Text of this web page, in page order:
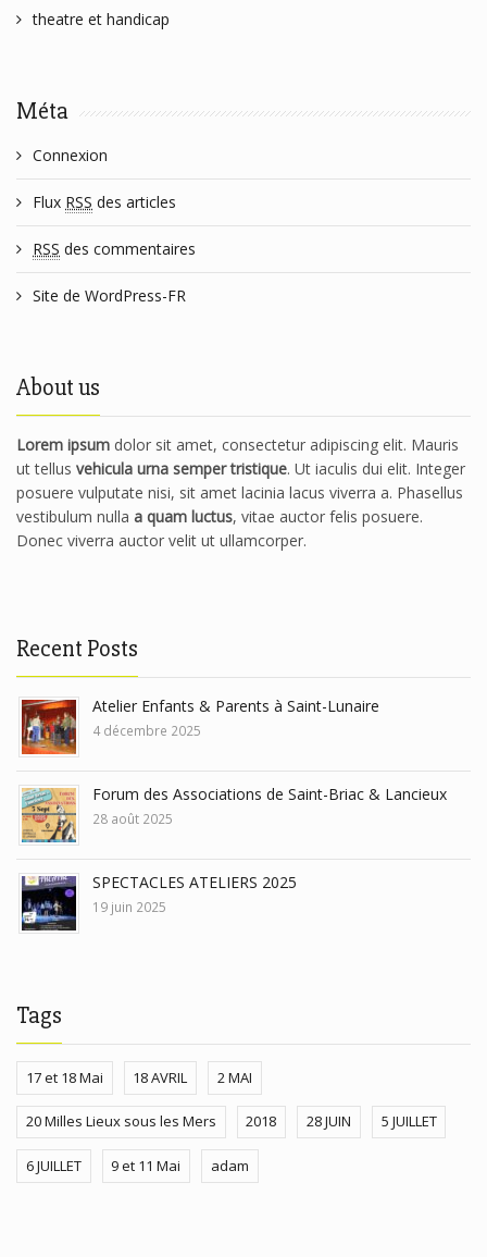
theatre et handicap
Méta
Connexion
Flux RSS des articles
RSS des commentaires
Site de WordPress-FR
About us
Lorem ipsum dolor sit amet, consectetur adipiscing elit. Mauris
ut tellus vehicula urna semper tristique. Ut iaculis dui elit. Integer
posuere vulputate nisi, sit amet lacinia lacus viverra a. Phasellus
vestibulum nulla a quam luctus, vitae auctor felis posuere.
Donec viverra auctor velit ut ullamcorper.
Recent Posts
Atelier Enfants & Parents à Saint-Lunaire
4 décembre 2025
Forum des Associations de Saint-Briac & Lancieux
28 août 2025
SPECTACLES ATELIERS 2025
19 juin 2025
Tags
17 et 18 Mai 18 AVRIL 2 MAI
20 Milles Lieux sous les Mers 2018 28 JUIN 5 JUILLET
6 JUILLET 9 et 11 Mai adam